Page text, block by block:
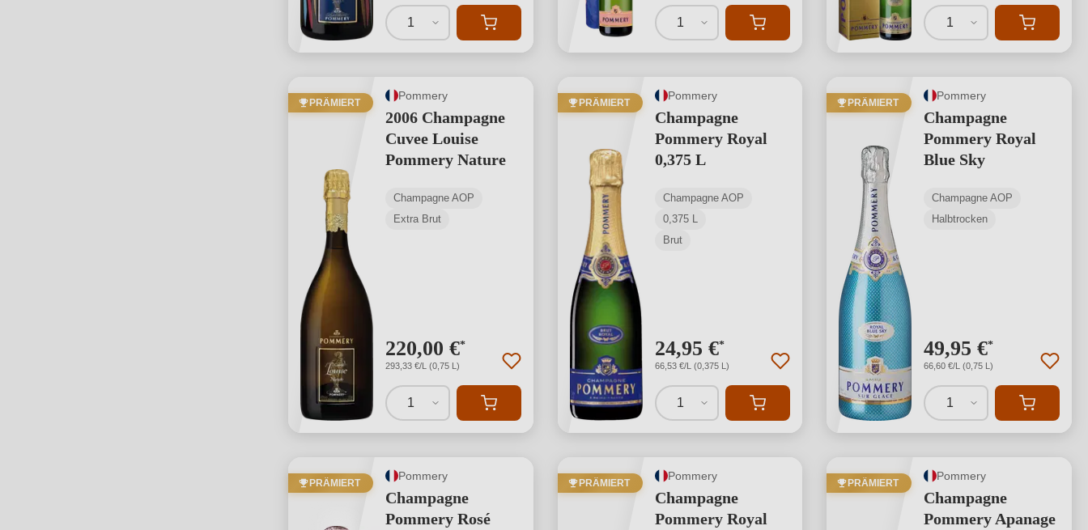
1 1 1
PRÄMIERT
Pommery
2006 Champagne
Cuvee Louise
Pommery Nature
Champagne AOP
Extra Brut
220,00 €*
293,33 €/L (0,75 L)
1
PRÄMIERT
Pommery
Champagne
Pommery Royal
0,375 L
Champagne AOP
0,375 L
Brut
24,95 €*
66,53 €/L (0,375 L)
1
PRÄMIERT
Pommery
Champagne
Pommery Royal
Blue Sky
Champagne AOP
Halbtrocken
49,95 €*
66,60 €/L (0,75 L)
1
PRÄMIERT
Pommery
Champagne
Pommery Rosé
PRÄMIERT
Pommery
Champagne
Pommery Royal
PRÄMIERT
Pommery
Champagne
Pommery Apanage